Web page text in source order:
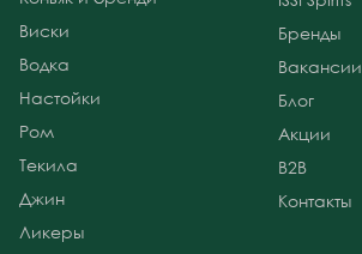
Виски
Водка
Настойки
Ром
Текила
Джин
Ликеры
Бренды
Вакансии
Блог
Акции
B2B
Контакты